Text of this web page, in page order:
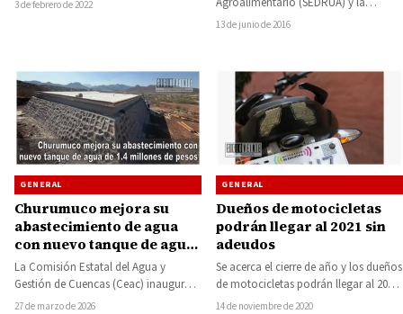
3 de febrero de 2022
Secretaría de Agricultura, Ganadería,
13 de junio de 2016
GENERAL
Churumuco mejora su
abastecimiento de agua
con nuevo tanque de agua
que costó 1.4 millones de
pesos
La Comisión Estatal del Agua y
Gestión de Cuencas (Ceac) inauguró
un tanque de agua con capacidad
27 de marzo de 2026
GENERAL
Dueños de motocicletas
podrán llegar al 2021 sin
adeudos
Se acerca el cierre de año y los dueños
de motocicletas podrán llegar al 2021
sin adeudos en…
14 de noviembre de 2020